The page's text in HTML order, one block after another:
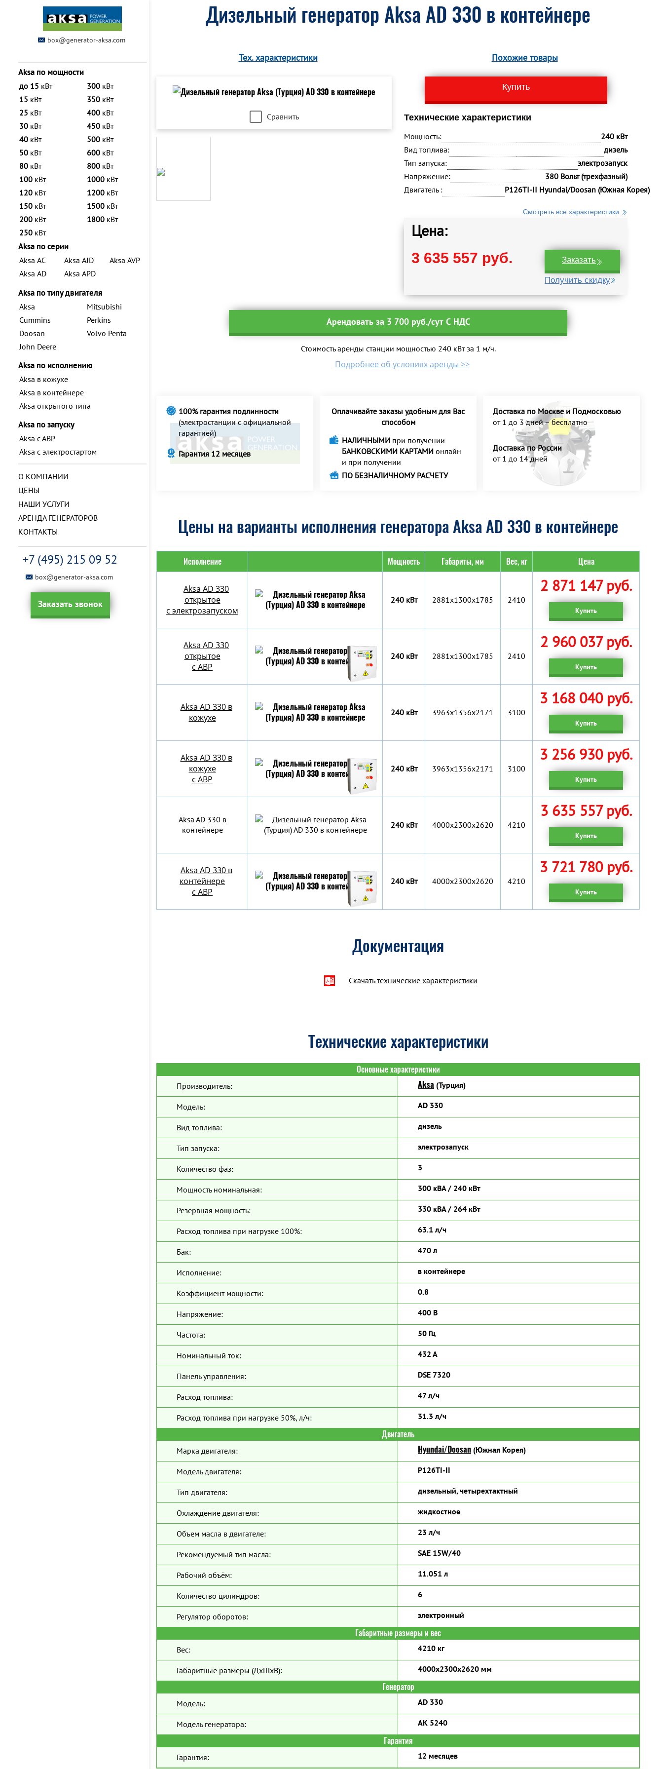
box@generator-aksa.com
Aksa по мощности
до 15 кВт
15 кВт
25 кВт
30 кВт
40 кВт
50 кВт
80 кВт
100 кВт
120 кВт
150 кВт
200 кВт
250 кВт
300 кВт
350 кВт
400 кВт
450 кВт
500 кВт
600 кВт
800 кВт
1000 кВт
1200 кВт
1500 кВт
1800 кВт
Aksa по серии
Aksa AC
Aksa AD
Aksa AJD
Aksa APD
Aksa AVP
Aksa по типу двигателя
Aksa
Cummins
Doosan
John Deere
Mitsubishi
Perkins
Volvo Penta
Aksa по исполнению
Aksa в кожухе
Aksa в контейнере
Aksa открытого типа
Aksa по запуску
Aksa с АВР
Aksa с электростартом
О КОМПАНИИ
ЦЕНЫ
НАШИ УСЛУГИ
АРЕНДА ГЕНЕРАТОРОВ
КОНТАКТЫ
+7 (495) 215 09 52
box@generator-aksa.com
Заказать звонок
Дизельный генератор Aksa AD 330 в контейнере
Тех. характеристики Похожие товары
Сравнить
Купить
Технические характеристики
Мощность:
240 кВт
Вид топлива:
дизель
Тип запуска:
электрозапуск
Напряжение:
380 Вольт (трехфазный)
Двигатель :
P126TI-II Hyundai/Doosan (Южная Корея)
Смотреть все характеристики
Цена:
3 635 557 руб. Заказать
Получить скидку
Арендовать за 3 700 руб./сут С НДС
Стоимость аренды станции мощностью 240 кВт за 1 м/ч.
Подробнее об условиях аренды >>
100% гарантия подлинности
(электростанции с официальной
гарантией)
Гарантия 12 месяцев
Оплачивайте заказы удобным для Вас
способом
НАЛИЧНЫМИ при получении
БАНКОВСКИМИ КАРТАМИ онлайн
и при получении
ПО БЕЗНАЛИЧНОМУ РАСЧЕТУ
Доставка по Москве и Подмосковью
от 1 до 3 дней – бесплатно
Доставка по России
от 1 до 14 дней
Цены на варианты исполнения генератора Aksa AD 330 в контейнере
Исполнение Мощность Габариты, мм Вес, кг Цена
Aksa AD 330
открытое
с электрозапуском
240 кВт 2881x1300x1785 2410
2 871 147 руб.
Купить
Aksa AD 330
открытое
с АВР
240 кВт 2881x1300x1785 2410
2 960 037 руб.
Купить
Aksa AD 330 в
кожухе
240 кВт 3963x1356x2171 3100
3 168 040 руб.
Купить
Aksa AD 330 в
кожухе
с АВР
240 кВт 3963x1356x2171 3100
3 256 930 руб.
Купить
Aksa AD 330 в
контейнере
240 кВт 4000х2300х2620 4210
3 635 557 руб.
Купить
Aksa AD 330 в
контейнере
c АВР
240 кВт 4000х2300х2620 4210
3 721 780 руб.
Купить
Документация
Скачать технические характеристики
Технические характеристики
Основные характеристики
Производитель: Aksa (Турция)
Модель: AD 330
Вид топлива: дизель
Тип запуска: электрозапуск
Количество фаз: 3
Мощность номинальная: 300 кВА / 240 кВт
Резервная мощность: 330 кВА / 264 кВт
Расход топлива при нагрузке 100%: 63.1 л/ч
Бак: 470 л
Исполнение: в контейнере
Коэффициент мощности: 0.8
Напряжение: 400 В
Частота: 50 Гц
Номинальный ток: 432 А
Панель управления: DSE 7320
Расход топлива: 47 л/ч
Расход топлива при нагрузке 50%, л/ч: 31.3 л/ч
Двигатель
Марка двигателя: Hyundai/Doosan (Южная Корея)
Модель двигателя: P126TI-II
Тип двигателя: дизельный, четырехтактный
Охлаждение двигателя: жидкостное
Объем масла в двигателе: 23 л/ч
Рекомендуемый тип масла: SAE 15W/40
Рабочий объём: 11.051 л
Количество цилиндров: 6
Регулятор оборотов: электронный
Габаритные размеры и вес
Вес: 4210 кг
Габаритные размеры (ДхШхВ): 4000х2300х2620 мм
Генератор
Модель: AD 330
Модель генератора: AK 5240
Гарантия
Гарантия: 12 месяцев